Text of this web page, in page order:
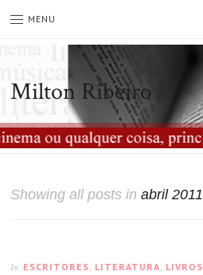
MENU
Milton Ribeiro
Showing all posts inabril 2011
In ESCRITORES, LITERATURA, LIVROS